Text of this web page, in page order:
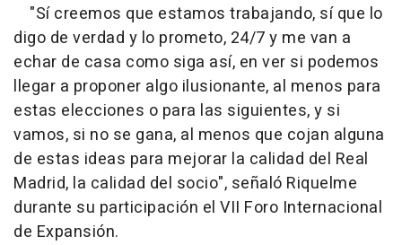
"Sí creemos que estamos trabajando, sí que lo
digo de verdad y lo prometo, 24/7 y me van a
echar de casa como siga así, en ver si podemos
llegar a proponer algo ilusionante, al menos para
estas elecciones o para las siguientes, y si
vamos, si no se gana, al menos que cojan alguna
de estas ideas para mejorar la calidad del Real
Madrid, la calidad del socio", señaló Riquelme
durante su participación el VII Foro Internacional
de Expansión.